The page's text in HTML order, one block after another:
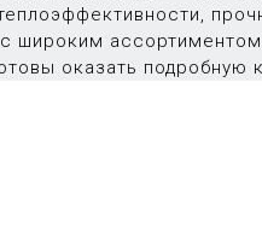
широким
оказать подробную